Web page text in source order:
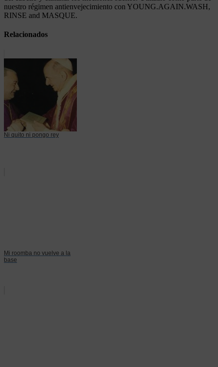
nuestro régimen antienvejecimiento con YOUNG.AGAIN.WASH,
RINSE and MASQUE.
Relacionados
Ni quito ni pongo rey
Mi roomba no vuelve a la
base